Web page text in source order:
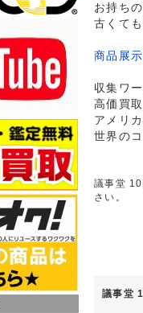
お持ち
古くて
商品展
収集ワ
高価買
アメリ
世界の
議事堂
さい。
議事堂